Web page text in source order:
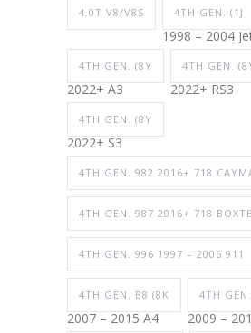
4.0T V8/V8S 4TH GEN. (1J
1998 – 2004
4TH GEN. (8Y
2022+ A3
4TH GEN.
2022+ RS3
4TH GEN. (8Y
2022+ S3
4TH GEN. 982 2016+ 718
4TH GEN. 987 2016+ 718
4TH GEN. 996 1997 – 2006 911
4TH GEN. B8 (8K
2007 – 2015 A4
4TH
2009 –